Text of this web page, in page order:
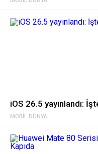
MOBIL DÜNYA
iOS 26.5 yayınlandı: